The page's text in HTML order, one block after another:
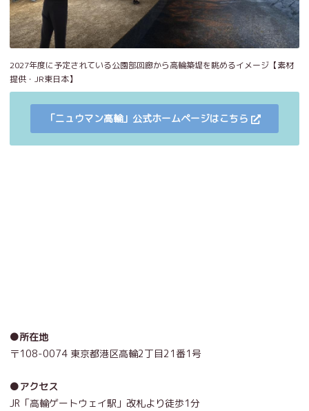
2027年度に予定されている公園部回廊から高輪築堤を眺めるイメージ【素材
提供・JR東日本】
「ニュウマン高輪」公式ホームページはこちら
●所在地
〒108-0074 東京都港区高輪2丁目21番1号
●アクセス
JR「高輪ゲートウェイ駅」改札より徒歩1分